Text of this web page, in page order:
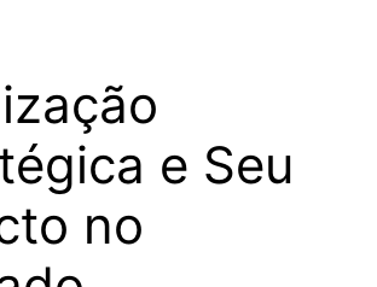
e Seu
no